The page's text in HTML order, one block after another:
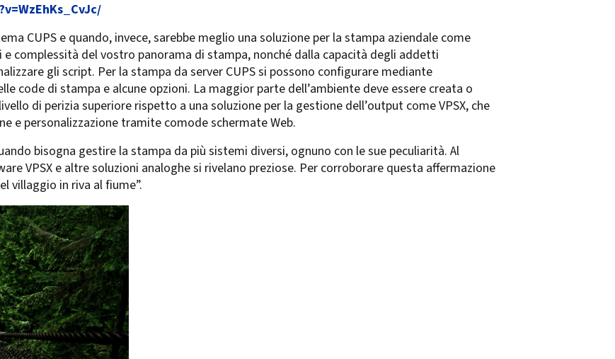
CUPS e quando, invece, sarebbe meglio una soluzione per la stampa aziendale come
e complessità del vostro panorama di stampa, nonché dalla capacità degli addetti
gli script. Per la stampa da server CUPS si possono configurare mediante
code di stampa e alcune opzioni. La maggior parte dell’ambiente deve essere creata o
di perizia superiore rispetto a una soluzione per la gestione dell’output come VPSX, che
e personalizzazione tramite comode schermate Web.
bisogna gestire la stampa da più sistemi diversi, ognuno con le sue peculiarità. Al
VPSX e altre soluzioni analoghe si rivelano preziose. Per corroborare questa affermazione
villaggio in riva al fiume”.